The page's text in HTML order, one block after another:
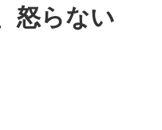
怒らない